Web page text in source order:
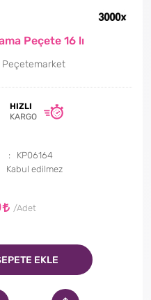
Peçete 16 lı
Peçetemarket
HIZLI
KARGO
KP06164
EKLE